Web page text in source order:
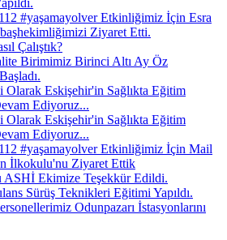
#yaşamayolver Etkinliğimiz İçin Esra
Ziyaret Etti.
Çalıştık?
Birimimiz Birinci Altı Ay Öz
Olarak Eskişehir'in Sağlıkta Eğitim
Ediyoruz...
Olarak Eskişehir'in Sağlıkta Eğitim
Ediyoruz...
#yaşamayolver Etkinliğimiz İçin Mail
İlkokulu'nu Ziyaret Ettik
ASHİ Ekimize Teşekkür Edildi.
Sürüş Teknikleri Eğitimi Yapıldı.
Odunpazarı İstasyonlarını